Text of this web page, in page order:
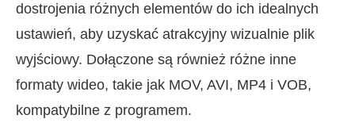
dostrojenia różnych elementów do ich idealnych
ustawień, aby uzyskać atrakcyjny wizualnie plik
wyjściowy. Dołączone są również różne inne
formaty wideo, takie jak MOV, AVI, MP4 i VOB,
kompatybilne z programem.